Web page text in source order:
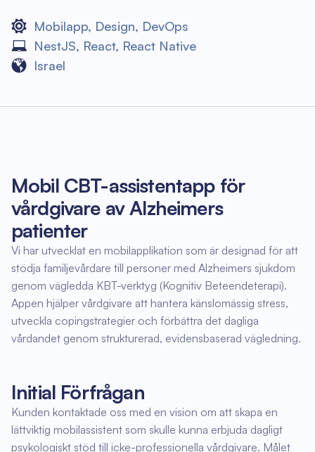
Mobilapp, Design, DevOps
NestJS, React, React Native
Israel
Mobil CBT-assistentapp för
vårdgivare av Alzheimers
patienter
Vi har utvecklat en mobilapplikation som är designad för att
stödja familjevårdare till personer med Alzheimers sjukdom
genom vägledda KBT-verktyg (Kognitiv Beteendeterapi).
Appen hjälper vårdgivare att hantera känslomässig stress,
utveckla copingstrategier och förbättra det dagliga
vårdandet genom strukturerad, evidensbaserad vägledning.
Initial Förfrågan
Kunden kontaktade oss med en vision om att skapa en
lättviktig mobilassistent som skulle kunna erbjuda dagligt
psykologiskt stöd till icke-professionella vårdgivare. Målet